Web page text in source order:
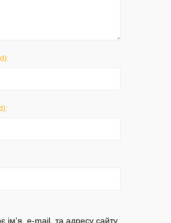
ім'я, e-mail, та адресу сайту